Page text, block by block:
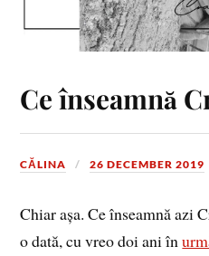
Ce înseamnă
CĂLINA 26 DECEMBER 2019
Chiar așa. Ce înseamnă azi
o dată, cu vreo doi ani în